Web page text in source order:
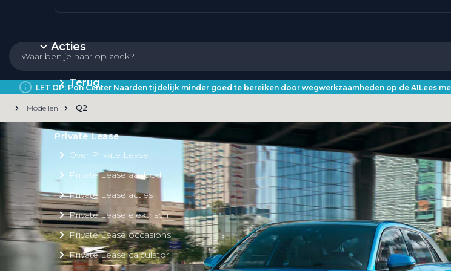
Acties
Terug
Private Lease
Over Private Lease
Private Lease aanbod
Private Lease acties
Private Lease elektrisch
Private Lease occasions
Private Lease calculator
LET OP: Pon Center Naarden tijdelijk minder goed te bereiken door wegwerkzaamheden op de A1Lees
Modellen Q2